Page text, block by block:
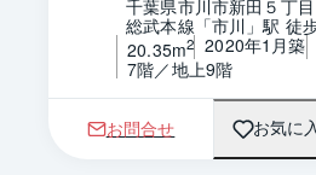
千葉県市川市新田５丁目
総武本線「市川」駅 徒
20.35m2 2020年1月築
7階／地上9階
お問合せ お気に